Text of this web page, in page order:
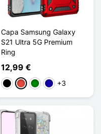
Capa Samsung Galaxy
S21 Ultra 5G Premium
Ring
12,99 €
PretoVermelho
VerdeAzul Escuro
+3